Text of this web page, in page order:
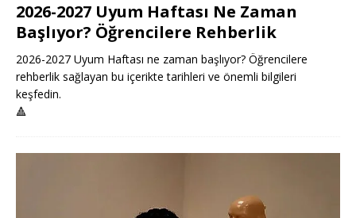
2026-2027 Uyum Haftası Ne Zaman
Başlıyor? Öğrencilere Rehberlik
2026-2027 Uyum Haftası ne zaman başlıyor? Öğrencilere
rehberlik sağlayan bu içerikte tarihleri ve önemli bilgileri
keşfedin.
🔺